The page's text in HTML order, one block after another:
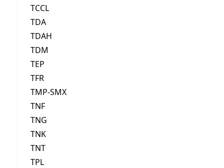
TCCL
TDA
TDAH
TDM
TEP
TFR
TMP-SMX
TNF
TNG
TNK
TNT
TPL